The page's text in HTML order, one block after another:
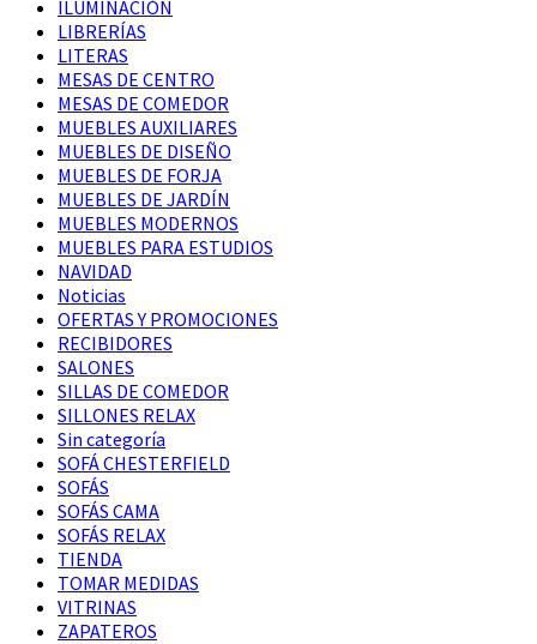
ILUMINACIÓN
LIBRERÍAS
LITERAS
MESAS DE CENTRO
MESAS DE COMEDOR
MUEBLES AUXILIARES
MUEBLES DE DISEÑO
MUEBLES DE FORJA
MUEBLES DE JARDÍN
MUEBLES MODERNOS
MUEBLES PARA ESTUDIOS
NAVIDAD
Noticias
OFERTAS Y PROMOCIONES
RECIBIDORES
SALONES
SILLAS DE COMEDOR
SILLONES RELAX
Sin categoría
SOFÁ CHESTERFIELD
SOFÁS
SOFÁS CAMA
SOFÁS RELAX
TIENDA
TOMAR MEDIDAS
VITRINAS
ZAPATEROS